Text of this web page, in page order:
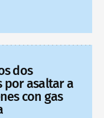
dos
por asaltar a
con gas